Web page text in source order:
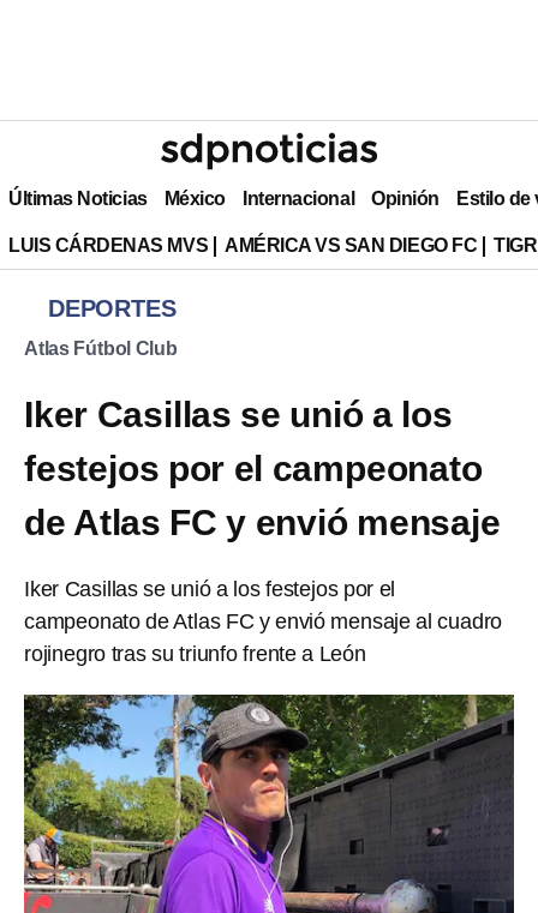
Últimas Noticias México Internacional Opinión Estilo de
LUIS CÁRDENAS MVS AMÉRICA VS SAN DIEGO FC
DEPORTES
Atlas Fútbol Club
Iker Casillas se unió a los
festejos por el campeonato
de Atlas FC y envió mensaje
Iker Casillas se unió a los festejos por el
campeonato de Atlas FC y envió mensaje al cuadro
rojinegro tras su triunfo frente a León